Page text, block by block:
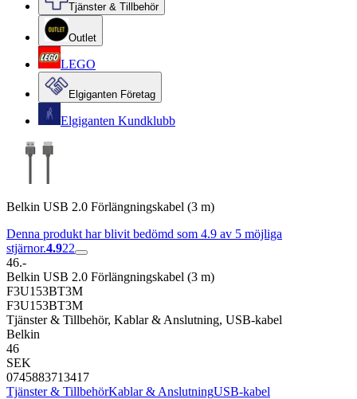
Tjänster & Tillbehör
Outlet
LEGO
Elgiganten Företag
Elgiganten Kundklubb
Belkin USB 2.0 Förlängningskabel (3 m)
Denna produkt har blivit bedömd som 4.9 av 5 möjliga
stjärnor.4.922
46.-
Belkin USB 2.0 Förlängningskabel (3 m)
F3U153BT3M
F3U153BT3M
Tjänster & Tillbehör, Kablar & Anslutning, USB-kabel
Belkin
46
SEK
0745883713417
Tjänster & TillbehörKablar & AnslutningUSB-kabel